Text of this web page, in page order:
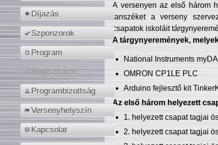
Díjazás
Szponzorok
Program
Regisztráció
Programbizottság
Versenyhelyszín
Kapcsolat
A versenyen az első három
tanszéket a verseny
csapatok iskoláit
A tárgynyeremények,
National Instruments
OMRON CP1LE PLC
Arduino fejlesztő kit
Az első három helyezett
1. helyezett csapat tagjai
2. helyezett csapat tagjai